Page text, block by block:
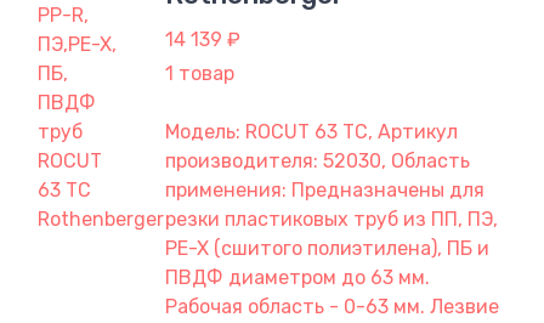
14 139 ₽
1 товар
Модель: ROCUT 63 ТС, Артикул
производителя: 52030, Область
применения: Предназначены для
резки пластиковых труб из ПП, ПЭ,
PE-X (сшитого полиэтилена), ПБ и
ПВДФ диаметром до 63 мм.
Рабочая область - 0-63 мм. Лезвие